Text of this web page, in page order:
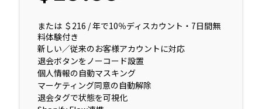
または ＄216 / 年で10％ディスカウント・7日間無
料体験付き
新しい／従来のお客様アカウントに対応
退会ボタンをノーコード設置
個人情報の自動マスキング
マーケティング同意の自動解除
退会タグで状態を可視化